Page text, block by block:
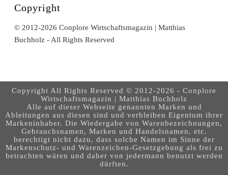
Copyright
© 2012-2026 Conplore Wirtschaftsmagazin | Matthias
Buchholz - All Rights Reserved
Copyright All Rights Reserved © 2012-2026 - Conplore
Wirtschaftsmagazin | Matthias Buchholz
Alle auf dieser Webseite genannten Marken und
Ableitungen aus diesen sind und verbleiben Eigentum ihrer
Markeninhaber. Die Wiedergabe von Warenbezeichnungen,
Gebrauchsnamen, Marken und Handelsnamen, etc.
berechtigt nicht dazu, dass solche Namen im Sinne der
Markenschutz- und Warenzeichen-Gesetzgebung als frei zu
betrachten wären und daher von jedermann benutzt werden
dürften.